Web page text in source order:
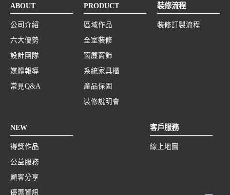
ABOUT
公司介紹
六大優勢
設計團隊
媒體報導
常見Q&A
PRODUCT
區域作品
全室裝修
窗簾窗飾
系統家具櫃
產品保固
裝修說明會
裝修流程
裝修訂製流程
NEW
得獎作品
公益服務
顧客分享
優惠資訊
客戶服務
線上地圖